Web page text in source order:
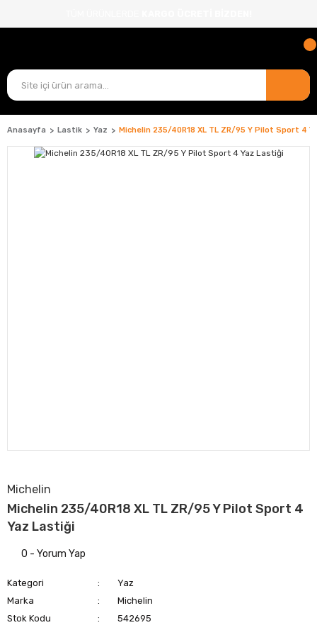
Anasayfa Lastik Yaz Michelin 235/40R18 XL TL ZR/95 Y Pilot Sport 4
Michelin
Michelin 235/40R18 XL TL ZR/95 Y Pilot Sport 4
Yaz Lastiği
0 - Yorum Yap
Kategori
Yaz
Marka
Michelin
Stok Kodu
542695